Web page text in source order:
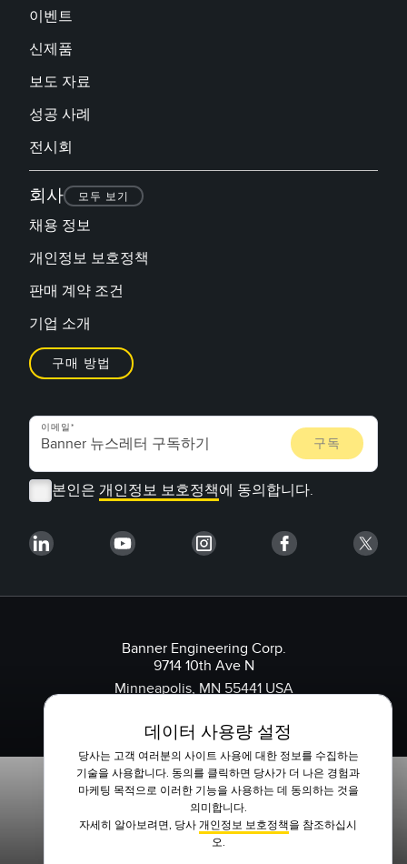
이벤트
신제품
보도 자료
성공 사례
전시회
회사 모두 보기
채용 정보
개인정보 보호정책
판매 계약 조건
기업 소개
구매 방법
이메일
본인은 개인정보 보호정책에 동의합니다.
Banner Engineering Corp.
9714 10th Ave N
Minneapolis, MN 55441 USA
데이터 사용량 설정
당사는 고객 여러분의 사이트 사용에 대한 정보를 수집하는
기술을 사용합니다. 동의를 클릭하면 당사가 더 나은 경험과
마케팅 목적으로 이러한 기능을 사용하는 데 동의하는 것을
의미합니다.
자세히 알아보려면, 당사 개인정보 보호정책을 참조하십시
오.